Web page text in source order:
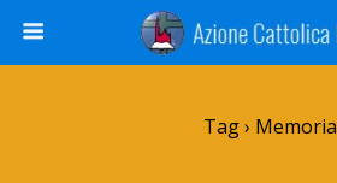
Tag › Memoria